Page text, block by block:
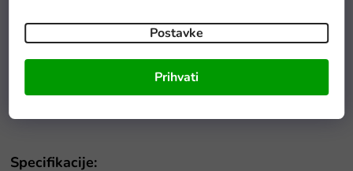
Postavke
Prihvati
Specifikacije: